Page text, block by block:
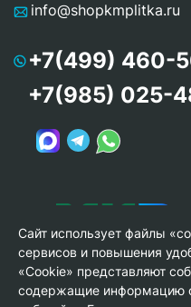
info@shopkmplitka.ru
+7(499) 460-
+7(985) 025-
Сайт использует файлы
сервисов и повышения
«Cookie» представляют
содержащие информацию